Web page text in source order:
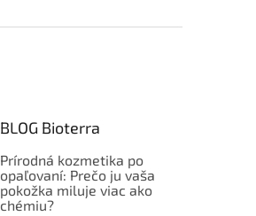
BLOG Bioterra
Prírodná kozmetika po
opaľovaní: Prečo ju vaša
pokožka miluje viac ako
chémiu?